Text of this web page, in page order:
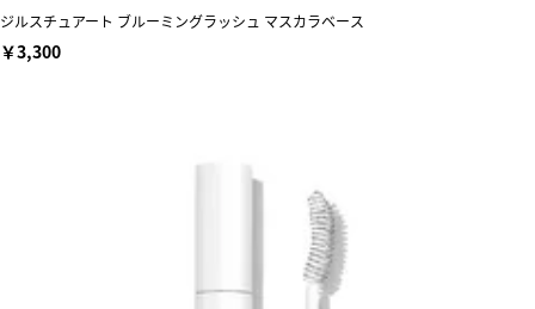
ジルスチュアート ブルーミングラッシュ マスカラベース
￥3,300